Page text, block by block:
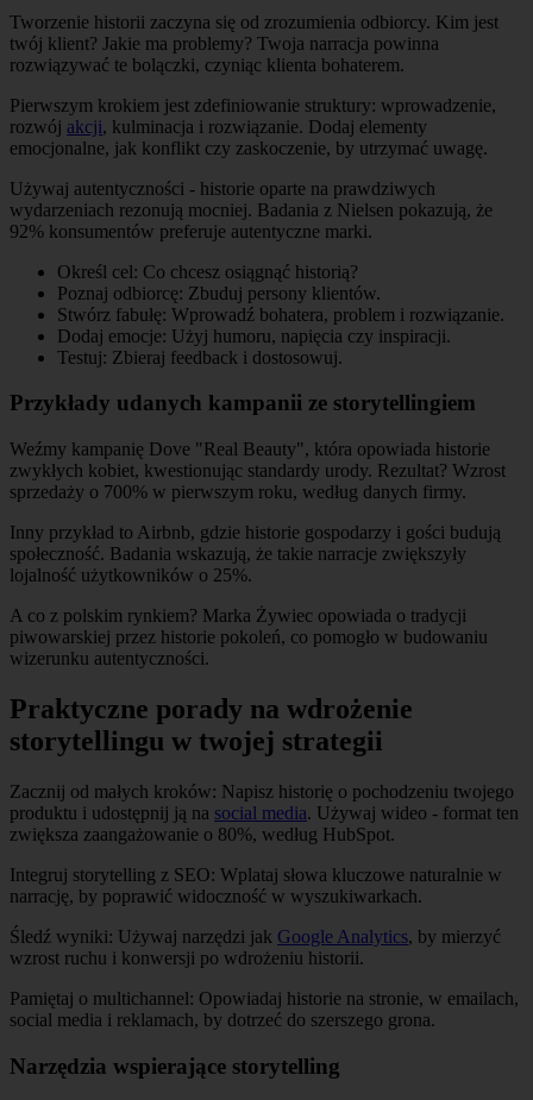
Tworzenie historii zaczyna się od zrozumienia odbiorcy. Kim jest
twój klient? Jakie ma problemy? Twoja narracja powinna
rozwiązywać te bolączki, czyniąc klienta bohaterem.
Pierwszym krokiem jest zdefiniowanie struktury: wprowadzenie,
rozwój akcji, kulminacja i rozwiązanie. Dodaj elementy
emocjonalne, jak konflikt czy zaskoczenie, by utrzymać uwagę.
Używaj autentyczności - historie oparte na prawdziwych
wydarzeniach rezonują mocniej. Badania z Nielsen pokazują, że
92% konsumentów preferuje autentyczne marki.
Określ cel: Co chcesz osiągnąć historią?
Poznaj odbiorcę: Zbuduj persony klientów.
Stwórz fabułę: Wprowadź bohatera, problem i rozwiązanie.
Dodaj emocje: Użyj humoru, napięcia czy inspiracji.
Testuj: Zbieraj feedback i dostosowuj.
Przykłady udanych kampanii ze storytellingiem
Weźmy kampanię Dove "Real Beauty", która opowiada historie
zwykłych kobiet, kwestionując standardy urody. Rezultat? Wzrost
sprzedaży o 700% w pierwszym roku, według danych firmy.
Inny przykład to Airbnb, gdzie historie gospodarzy i gości budują
społeczność. Badania wskazują, że takie narracje zwiększyły
lojalność użytkowników o 25%.
A co z polskim rynkiem? Marka Żywiec opowiada o tradycji
piwowarskiej przez historie pokoleń, co pomogło w budowaniu
wizerunku autentyczności.
Praktyczne porady na wdrożenie
storytellingu w twojej strategii
Zacznij od małych kroków: Napisz historię o pochodzeniu twojego
produktu i udostępnij ją na social media. Używaj wideo - format ten
zwiększa zaangażowanie o 80%, według HubSpot.
Integruj storytelling z SEO: Wplataj słowa kluczowe naturalnie w
narrację, by poprawić widoczność w wyszukiwarkach.
Śledź wyniki: Używaj narzędzi jak Google Analytics, by mierzyć
wzrost ruchu i konwersji po wdrożeniu historii.
Pamiętaj o multichannel: Opowiadaj historie na stronie, w emailach,
social media i reklamach, by dotrzeć do szerszego grona.
Narzędzia wspierające storytelling